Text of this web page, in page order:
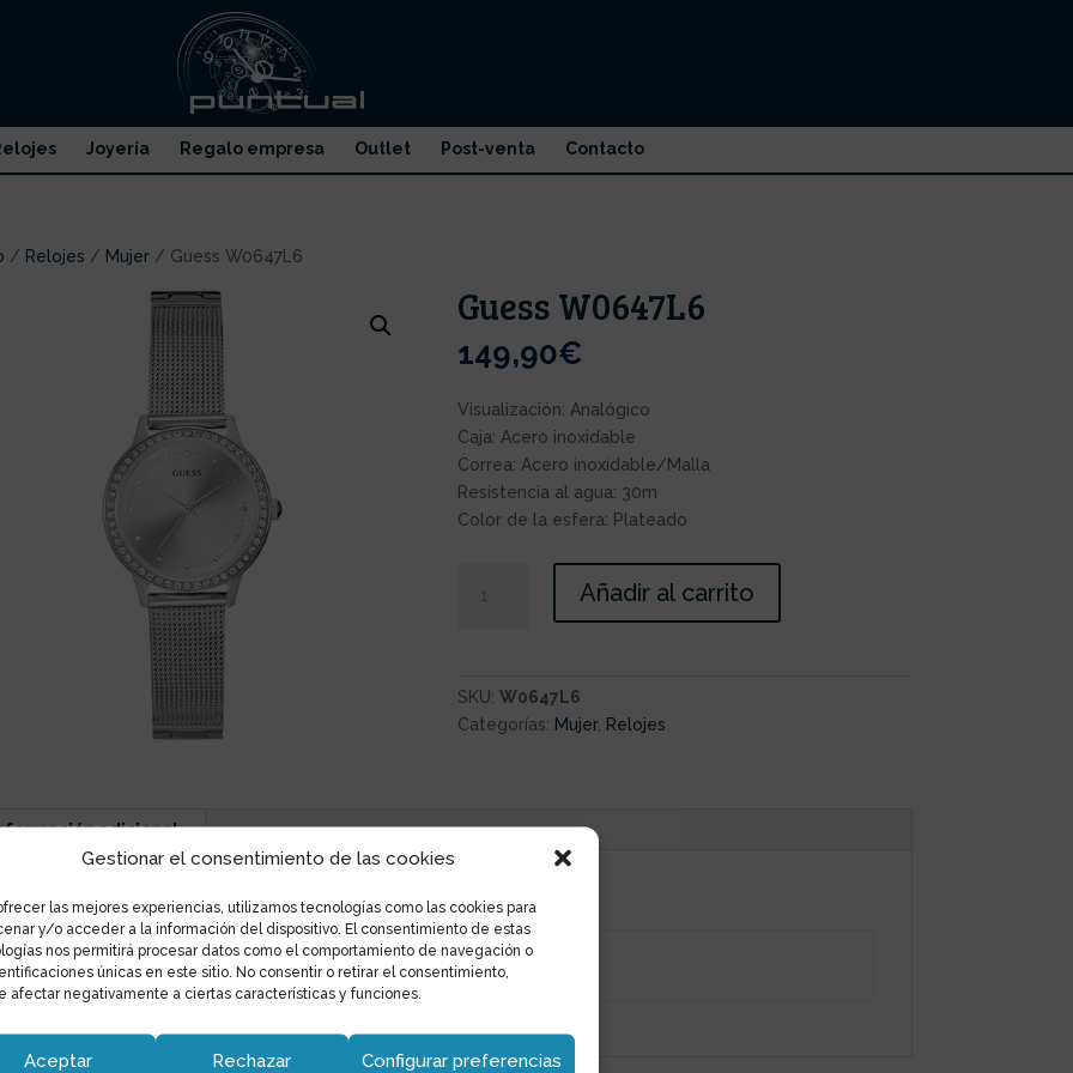
Gestionar el consentimiento de las cookies
las mejores experiencias, utilizamos tecnologías como las cookies para
y/o acceder a la información del dispositivo. El consentimiento de estas
nos permitirá procesar datos como el comportamiento de navegación o
únicas en este sitio. No consentir o retirar el consentimiento,
afectar negativamente a ciertas características y funciones.
Aceptar Rechazar Configurar preferencias
Joyería Regalo empresa Outlet Post-venta Contacto
/ Relojes / Mujer/ Guess W0647L6
Guess W0647L6
149,90€
Visualización: Analógico
Caja: Acero inoxidable
Correa: Acero inoxidable/Malla
Resistencia al agua: 30m
Color de la esfera: Plateado
Añadir al carrito
SKU: W0647L6
Categorías: Mujer, Relojes
adicional
Información adicional
Marca Guess